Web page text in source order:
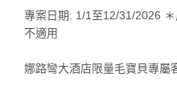
專案日期: 1/1至12/31/2026
不適用
娜路彎大酒店限量毛寶貝專屬